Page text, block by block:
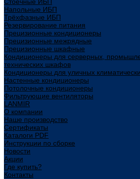
Напольные ИБП
Трёхфазные ИБП
Резервирование питания
Прецизионные кондиционеры
Прецизионные межрядные
Прецизионные шкафные
Кондиционеры для серверных,
технических шкафов
Кондиционеры для уличных
Настенные кондиционеры
Потолочные кондиционеры
Фильтрующие вентиляторы
LANMIR
О компании
Наше производство
Сертификаты
Каталоги PDF
Инструкции по сборке
Новости
Акции
Где купить?
Контакты